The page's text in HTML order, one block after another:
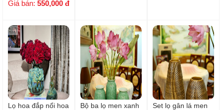
Giá bán: 550,000 đ
Lọ hoa đắp nổi hoa
Bộ ba lọ men xanh
Set lọ gân lá men